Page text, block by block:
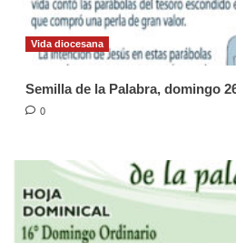
Vida diocesana
Semilla de la Palabra, domingo
0